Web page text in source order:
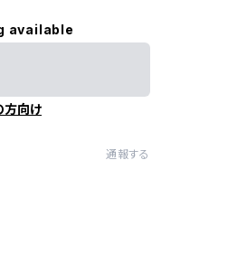
available
方向け
通報する